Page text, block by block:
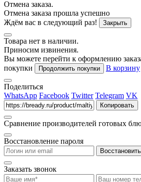
Отмена заказа.
Отмена заказа прошла успешно
Ждём вас в следующий раз!
Закрыть
Товара нет в наличии.
Приносим извинения.
Вы можете перейти к оформлению
покупки
Продолжить покупки В корзину
Поделиться
WhatsApp Facebook Twitter Telegram VK
Копировать
Сравнение производителей готовых
Восстановление пароля
Восстановить
Заказать звонок